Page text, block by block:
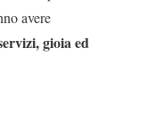
avere
gioia ed